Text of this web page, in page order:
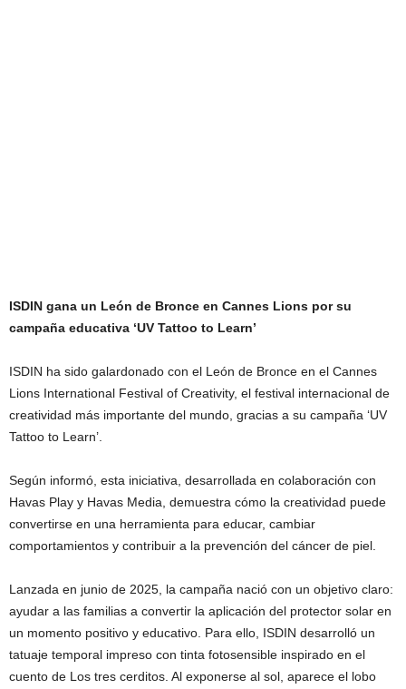
ISDIN gana un León de Bronce en Cannes Lions por su
campaña educativa ‘UV Tattoo to Learn’
ISDIN ha sido galardonado con el León de Bronce en el Cannes
Lions International Festival of Creativity, el festival internacional de
creatividad más importante del mundo, gracias a su campaña ‘UV
Tattoo to Learn’.
Según informó, esta iniciativa, desarrollada en colaboración con
Havas Play y Havas Media, demuestra cómo la creatividad puede
convertirse en una herramienta para educar, cambiar
comportamientos y contribuir a la prevención del cáncer de piel.
Lanzada en junio de 2025, la campaña nació con un objetivo claro:
ayudar a las familias a convertir la aplicación del protector solar en
un momento positivo y educativo. Para ello, ISDIN desarrolló un
tatuaje temporal impreso con tinta fotosensible inspirado en el
cuento de Los tres cerditos. Al exponerse al sol, aparece el lobo